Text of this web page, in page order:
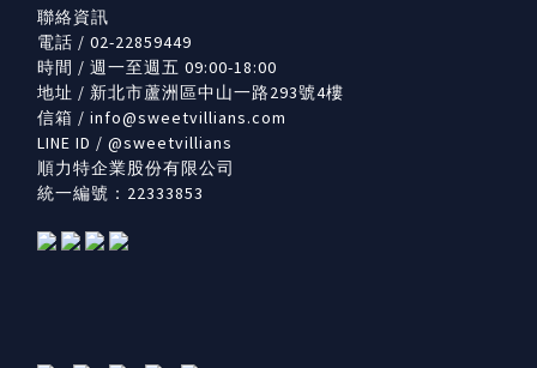
聯絡資訊
電話 / 02-22859449
時間 / 週一至週五 09:00-18:00
地址 / 新北市蘆洲區中山一路293號4樓
信箱 / info@sweetvillians.com
LINE ID / @sweetvillians
順力特企業股份有限公司
統一編號：22333853